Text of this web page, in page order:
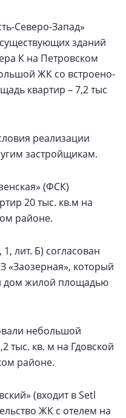
Северо-Запад»
зданий
К на Петровском
ЖК со встроено-
квартир – 7,2 тыс
реализации
застройщикам.
(ФСК)
20 тыс. кв.м на
районе.
лит. Б) согласован
«Заозерная», который
дом жилой площадью
небольшой
тыс. кв. м на Гдовской
районе.
(входит в Setl
ЖК с отелем на